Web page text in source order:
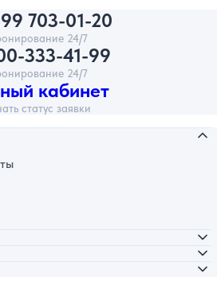
703-01-20
24/7
333-41-99
24/7
кабинет
статус заявки